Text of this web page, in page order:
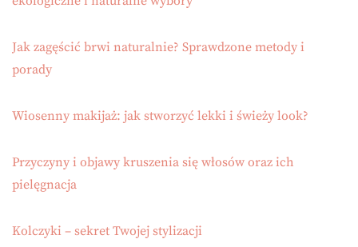
Jak zagęścić brwi naturalnie? Sprawdzone metody i
porady
Wiosenny makijaż: jak stworzyć lekki i świeży look?
Przyczyny i objawy kruszenia się włosów oraz ich
pielęgnacja
Kolczyki – sekret Twojej stylizacji